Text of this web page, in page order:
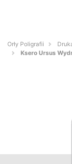
Orły Poligrafii
Ksero Ursus